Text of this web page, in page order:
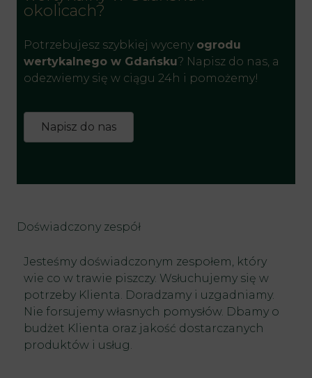
okolicach?
Potrzebujesz szybkiej wyceny ogrodu
wertykalnego w Gdańsku? Napisz do nas, a
odezwiemy się w ciągu 24h i pomożemy!
Napisz do nas
Doświadczony zespół
Jesteśmy doświadczonym zespołem, który
wie co w trawie piszczy. Wsłuchujemy się w
potrzeby Klienta. Doradzamy i uzgadniamy.
Nie forsujemy własnych pomysłów. Dbamy o
budżet Klienta oraz jakość dostarczanych
produktów i usług.